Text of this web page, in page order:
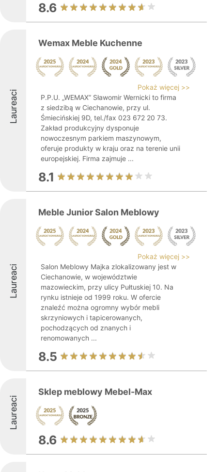
8.6
Laureaci
Wemax Meble Kuchenne
Pokaż więcej >>
P.P.U. „WEMAX” Sławomir Wernicki to firma
z siedzibą w Ciechanowie, przy ul.
Śmiecińskiej 9D, tel./fax 023 672 20 73.
Zakład produkcyjny dysponuje
nowoczesnym parkiem maszynowym,
oferuje produkty w kraju oraz na terenie unii
europejskiej. Firma zajmuje ...
8.1
Laureaci
Meble Junior Salon Meblowy
Pokaż więcej >>
Salon Meblowy Majka zlokalizowany jest w
Ciechanowie, w województwie
mazowieckim, przy ulicy Pułtuskiej 10. Na
rynku istnieje od 1999 roku. W ofercie
znaleźć można ogromny wybór mebli
skrzyniowych i tapicerowanych,
pochodzących od znanych i
renomowanych ...
8.5
Laureaci
Sklep meblowy Mebel-Max
8.6